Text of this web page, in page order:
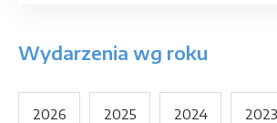
Wydarzenia wg roku
2026 2025 2024 2023